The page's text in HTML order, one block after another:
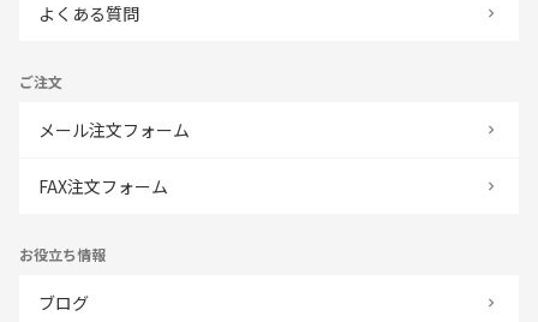
よくある質問
ご注文
メール注文フォーム
FAX注文フォーム
お役立ち情報
ブログ